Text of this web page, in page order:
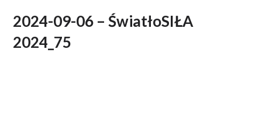
2024-09-06 – ŚwiatłoSIŁA
2024_75